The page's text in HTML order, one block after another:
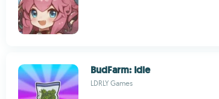
BudFarm: Idle
LDRLY Games